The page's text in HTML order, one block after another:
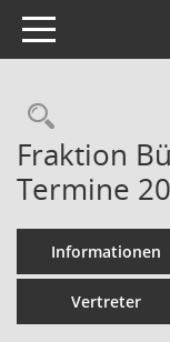
Toggle navigation
Fraktion
Termine
Informationen
Vertreter